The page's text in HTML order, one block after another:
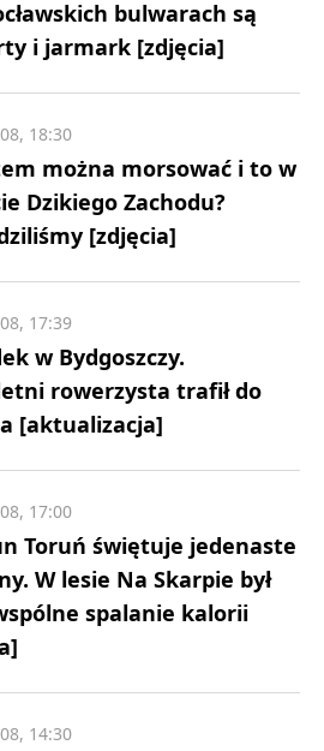
bulwarach są
i jarmark [zdjęcia]
można morsować i to w
Dzikiego Zachodu?
[zdjęcia]
18:30
w Bydgoszczy.
rowerzysta trafił do
[aktualizacja]
17:39
Toruń świętuje jedenaste
W lesie Na Skarpie był
spalanie kalorii
17:00
14:30